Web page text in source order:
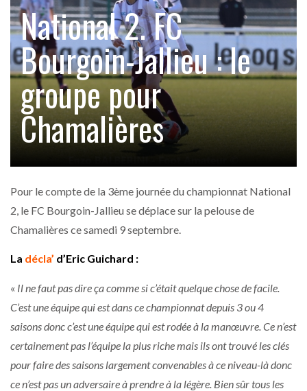
National 2. FC
Bourgoin-Jallieu : le
groupe pour
Chamalières
Pour le compte de la 3ème journée du championnat National
2, le FC Bourgoin-Jallieu se déplace sur la pelouse de
Chamalières ce samedi 9 septembre.
La décla’ d’Eric Guichard :
« Il ne faut pas dire ça comme si c’était quelque chose de facile.
C’est une équipe qui est dans ce championnat depuis 3 ou 4
saisons donc c’est une équipe qui est rodée à la manœuvre. Ce n’est
certainement pas l’équipe la plus riche mais ils ont trouvé les clés
pour faire des saisons largement convenables à ce niveau-là donc
ce n’est pas un adversaire à prendre à la légère. Bien sûr tous les